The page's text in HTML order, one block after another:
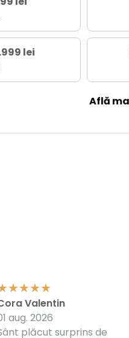
lei
Află
plăcut surprins de
Valentin
aug. 2026